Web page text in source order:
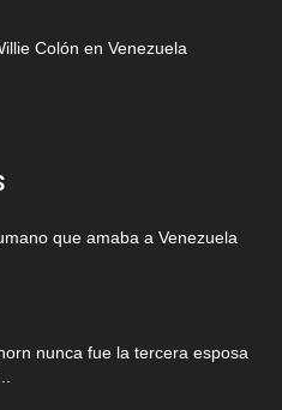
Colón en Venezuela
que amaba a Venezuela
nunca fue la tercera esposa